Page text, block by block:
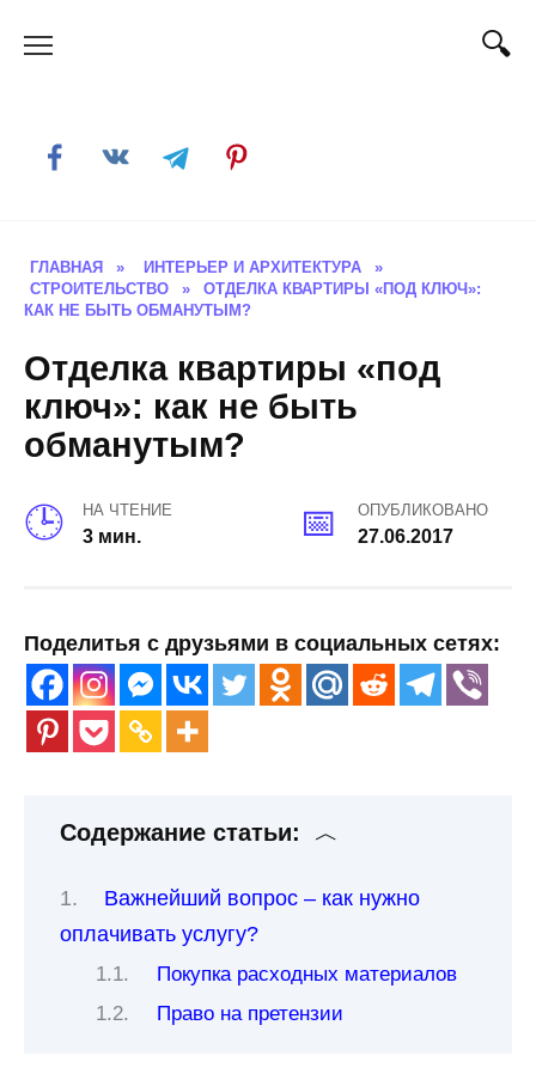
ГЛАВНАЯ » ИНТЕРЬЕР И АРХИТЕКТУРА
»
СТРОИТЕЛЬСТВО
»
ОТДЕЛКА КВАРТИРЫ «ПОД КЛЮЧ»:
КАК НЕ БЫТЬ ОБМАНУТЫМ?
Отделка квартиры «под
ключ»: как не быть
обманутым?
НА ЧТЕНИЕ
3 мин.
ОПУБЛИКОВАНО
27.06.2017
Поделитья с друзьями в социальных сетях:
Содержание статьи:
Важнейший вопрос – как нужно
оплачивать услугу?
Покупка расходных материалов
Право на претензии